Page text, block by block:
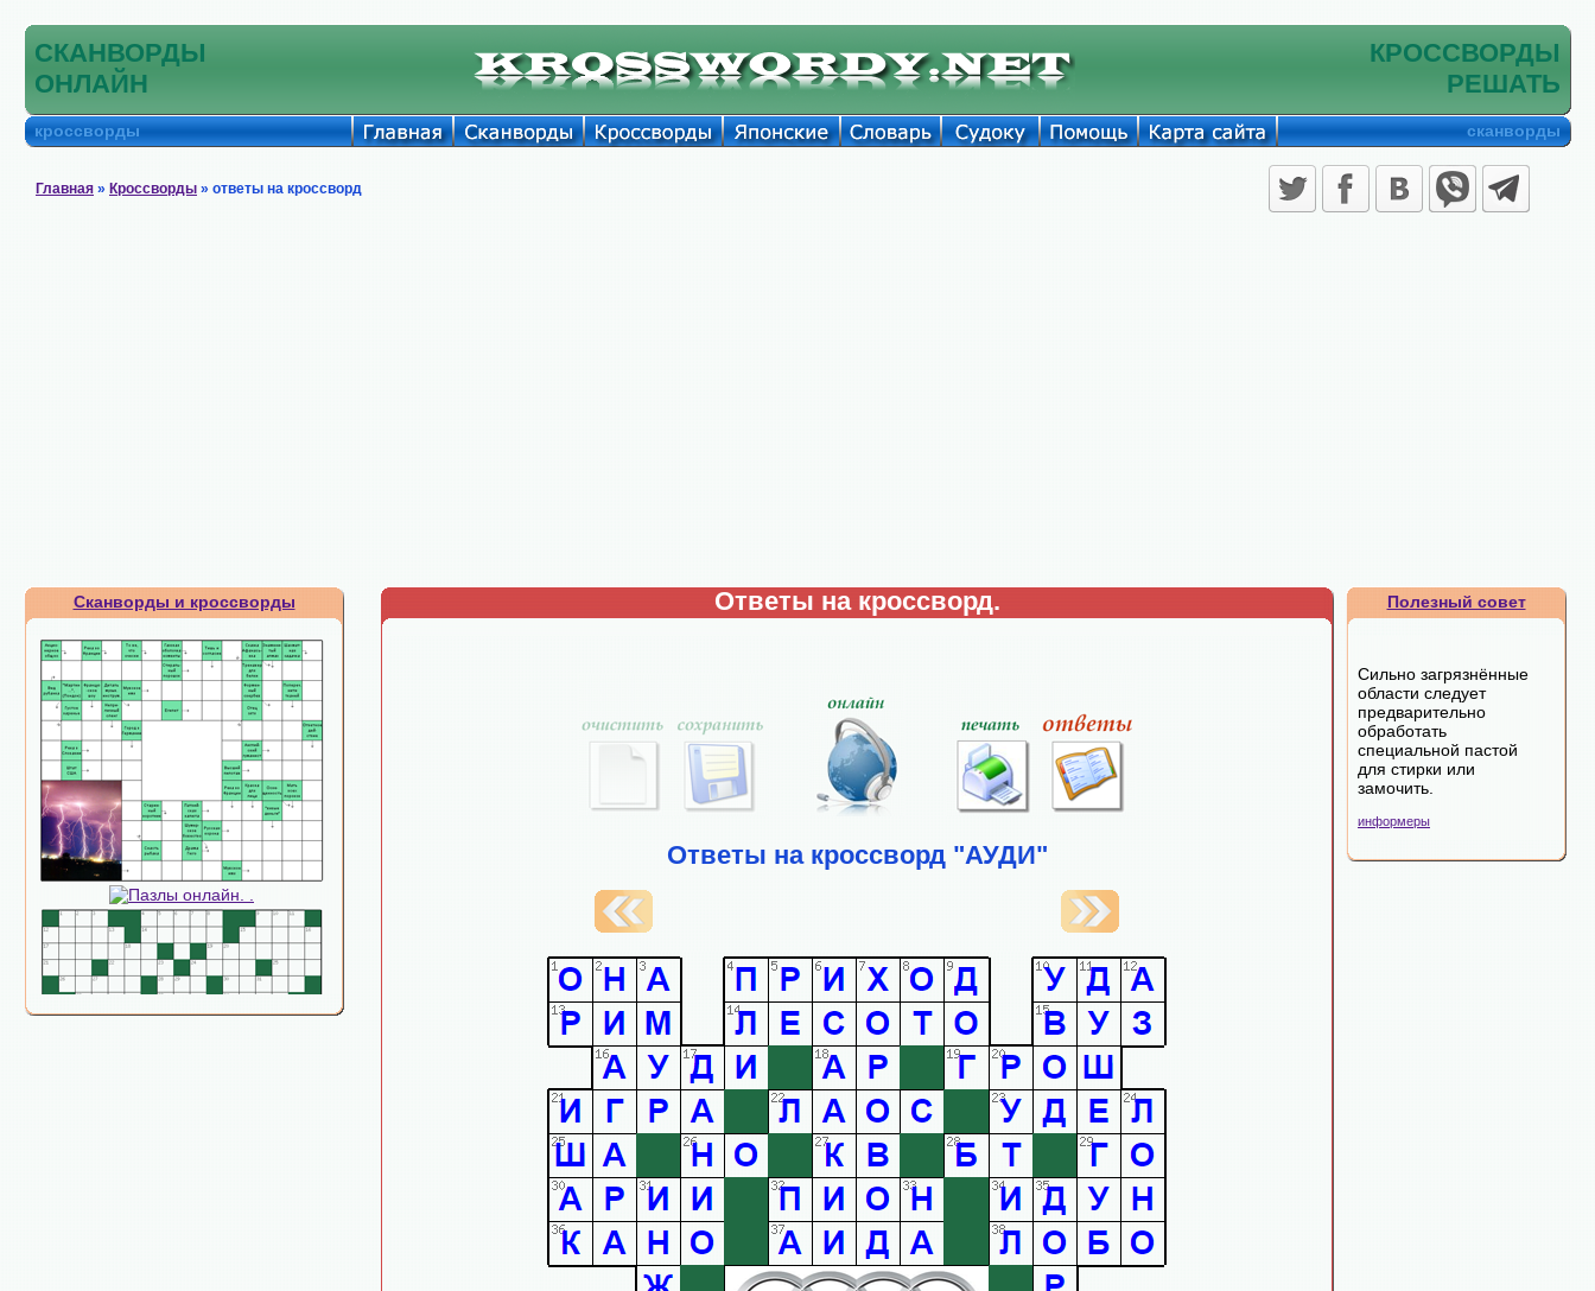
СКАНВОРДЫ
ОНЛАЙН
КРОССВОРДЫ
РЕШАТЬ
кроссворды сканворды
Главная » Кроссворды » ответы на кроссворд
Сканворды и кроссворды Ответы на кроссворд.
Ответы на кроссворд "АУДИ"
Полезный совет
Сильно загрязнённые
области следует
предварительно
обработать
специальной пастой
для стирки или
замочить.
информеры